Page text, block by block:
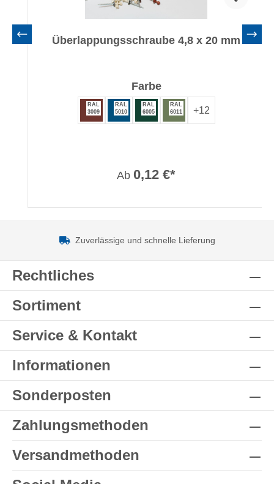
Überlappungsschraube 4,8 x 20 mm
Farbeauswählen
RAL
3009
RAL
5010
RAL
6005
RAL
6011
+12
Ab 0,12 €*
Zuverlässige und schnelle Lieferung
Rechtliches
Sortiment
Service & Kontakt
Informationen
Sonderposten
Zahlungsmethoden
Versandmethoden